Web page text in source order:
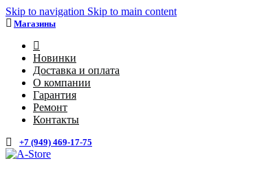
Skip to navigation Skip to main content
Магазины
Новинки
Доставка и оплата
О компании
Гарантия
Ремонт
Контакты
+7 (949) 469-17-75